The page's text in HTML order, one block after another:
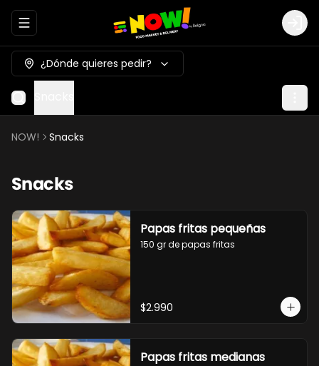
Abrir menu de navegación Login
¿Dónde quieres pedir?
NOW! Snacks
Snacks
Papas fritas pequeñas
150 gr de papas fritas
$2.990
Papas fritas medianas